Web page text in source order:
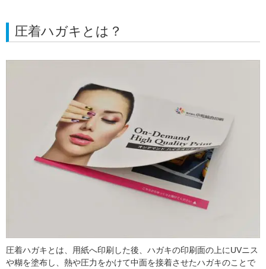
圧着ハガキとは？
圧着ハガキとは、用紙へ印刷した後、ハガキの印刷面の上にUVニス
や糊を塗布し、熱や圧力をかけて中面を接着させたハガキのことで